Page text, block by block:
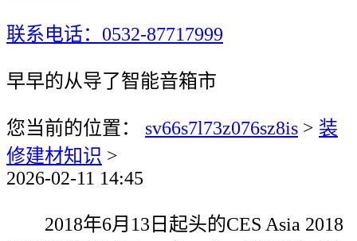
联系电话：0532-87717999
早早的从导了智能音箱市
您当前的位置： sv66s7l73z076sz8is > 装
修建材知识 >
2026-02-11 14:45
2018年6月13日起头的CES Asia 2018